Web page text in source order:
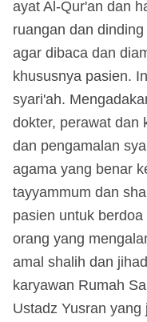
ayat Al-Qur'an dan
ruangan dan
agar dibaca dan
khususnya pasien.
syari'ah.
dokter, perawat dan
dan pengamalan
agama yang benar
tayyammum dan
pasien untuk
orang yang
amal shalih dan
karyawan Rumah
Ustadz Yusran